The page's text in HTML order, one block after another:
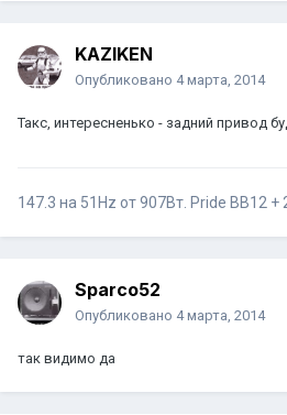
KAZIKEN
Опубликовано 4 марта, 2014
Такс, интересненько - задний привод
147.3 на 51Hz от 907Вт. Pride BB12 +
Sparco52
Опубликовано 4 марта, 2014
так видимо да